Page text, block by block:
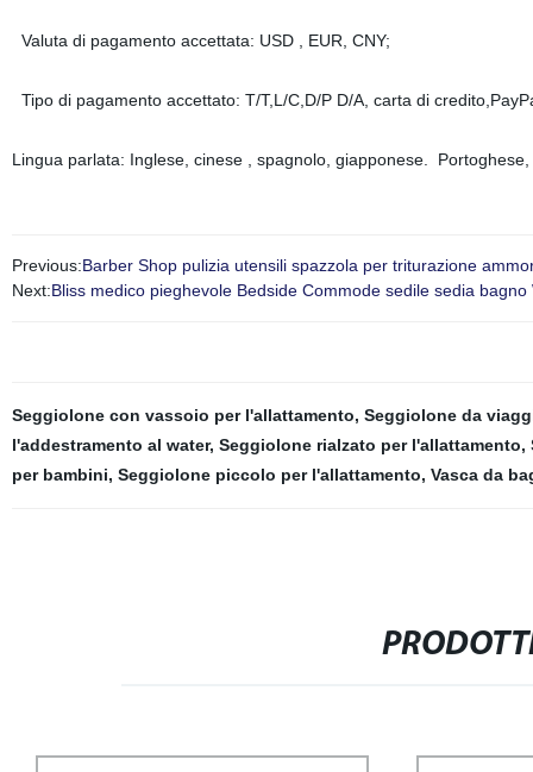
Valuta di pagamento accettata: USD , EUR, CNY;
Tipo di pagamento accettato: T/T,L/C,D/P D/A, carta di
Lingua parlata: Inglese, cinese , spagnolo, giapponese.
Previous:Barber Shop pulizia utensili spazzola per triturazione
Next:Bliss medico pieghevole Bedside Commode sedile sedia
Seggiolone con vassoio per l'allattamento, Seggiolone da
l'addestramento al water, Seggiolone rialzato per l'allattamento,
per bambini, Seggiolone piccolo per l'allattamento, Vasca da